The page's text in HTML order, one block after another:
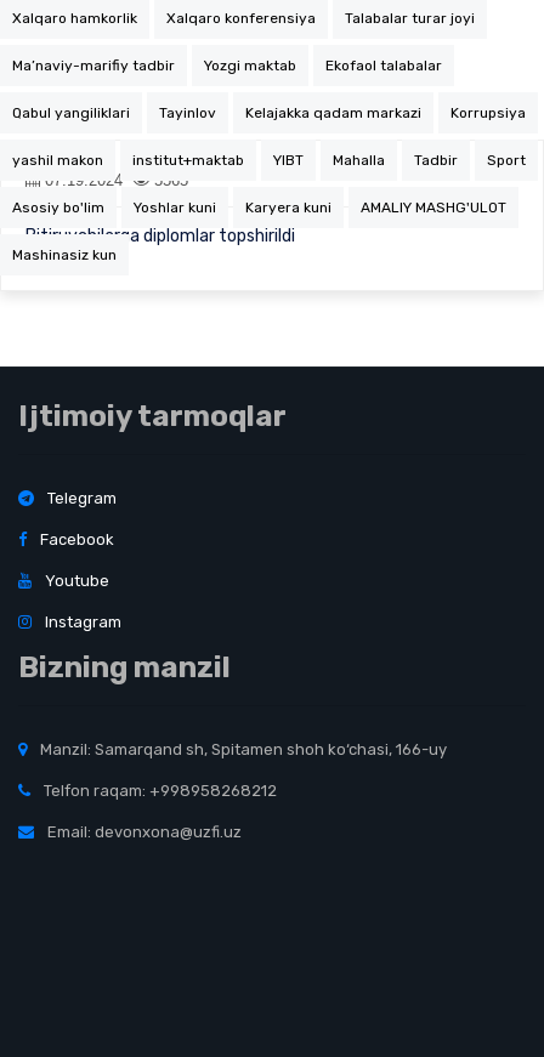
07.19.2024 5565
Bitiruvchilarga diplomlar topshirildi
Xalqaro hamkorlik Xalqaro konferensiya Talabalar turar joyi
Ma’naviy-marifiy tadbir Yozgi maktab Ekofaol talabalar
Qabul yangiliklari Tayinlov Kelajakka qadam markazi Korrupsiya
yashil makon institut+maktab YIBT Mahalla Tadbir Sport
Asosiy bo'lim Yoshlar kuni Karyera kuni AMALIY MASHG'ULOT
Mashinasiz kun
Ijtimoiy tarmoqlar
Telegram
Facebook
Youtube
Instagram
Bizning manzil
Manzil: Samarqand sh, Spitamen shoh ko‘chasi, 166-uy
Telfon raqam: +998958268212
Email: devonxona@uzfi.uz